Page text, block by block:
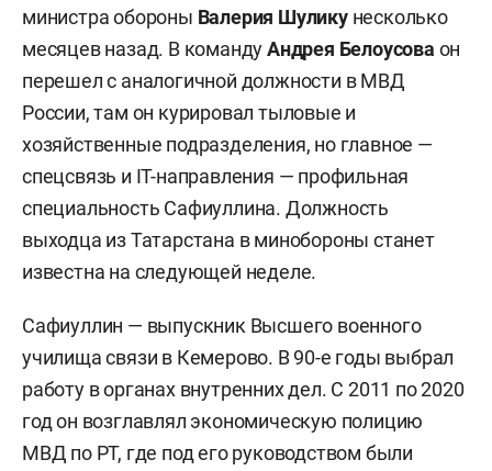
министра обороны Валерия Шуликунесколько
месяцев назад. В командуАндрея Белоусова он
перешел с аналогичной должности в МВД
России, там он курировал тыловые и
хозяйственные подразделения, но главное —
спецсвязь и IT-направления — профильная
специальность Сафиуллина. Должность
выходца из Татарстана в минобороны станет
известна на следующей неделе.
Сафиуллин — выпускник Высшего военного
училища связи в Кемерово. В 90-е годы выбрал
работу в органах внутренних дел. С 2011 по 2020
год он возглавлял экономическую полицию
МВД по РТ, где под его руководством были